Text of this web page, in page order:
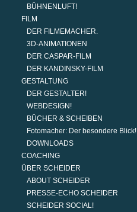
BÜHNENLUFT!
FILM
DER FILMEMACHER.
3D-ANIMATIONEN
DER CASPAR-FILM
DER KANDINSKY-FILM
GESTALTUNG
DER GESTALTER!
WEBDESIGN!
BÜCHER & SCHEIBEN
Fotomacher: Der besondere Blick!
DOWNLOADS
COACHING
ÜBER SCHEIDER
ABOUT SCHEIDER
PRESSE-ECHO SCHEIDER
SCHEIDER SOCIAL!